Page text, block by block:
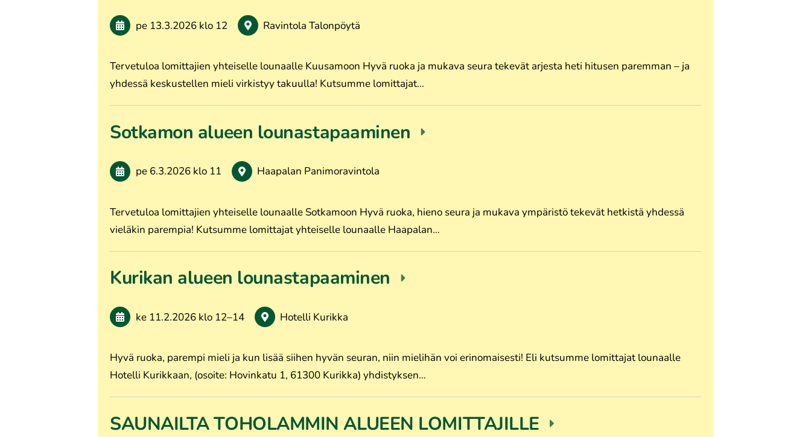
pe 13.3.2026 klo 12 Ravintola Talonpöytä
Tervetuloa lomittajien yhteiselle lounaalle Kuusamoon Hyvä ruoka ja mukava seura tekevät arjesta heti hitusen paremman – ja
yhdessä keskustellen mieli virkistyy takuulla! Kutsumme lomittajat…
Sotkamon alueen lounastapaaminen
pe 6.3.2026 klo 11 Haapalan Panimoravintola
Tervetuloa lomittajien yhteiselle lounaalle Sotkamoon Hyvä ruoka, hieno seura ja mukava ympäristö tekevät hetkistä yhdessä
vieläkin parempia! Kutsumme lomittajat yhteiselle lounaalle Haapalan…
Kurikan alueen lounastapaaminen
ke 11.2.2026 klo 12–14 Hotelli Kurikka
Hyvä ruoka, parempi mieli ja kun lisää siihen hyvän seuran, niin mielihän voi erinomaisesti! Eli kutsumme lomittajat lounaalle
Hotelli Kurikkaan, (osoite: Hovinkatu 1, 61300 Kurikka) yhdistyksen…
SAUNAILTA TOHOLAMMIN ALUEEN LOMITTAJILLE